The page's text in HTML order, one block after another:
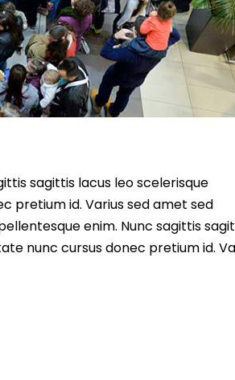
sagittis lacus leo scelerisque
pretium id. Varius sed amet sed
enim. Nunc sagittis
nunc cursus donec pretium id.